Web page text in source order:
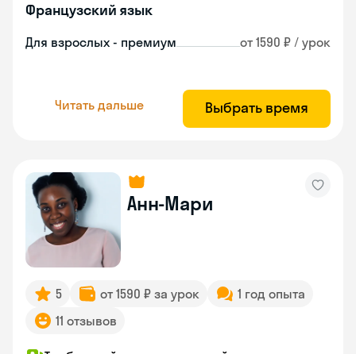
Французский язык
Для взрослых - премиум от 1590 ₽ / урок
Читать дальше Выбрать время
Анн-Мари
5 от 1590 ₽ за урок
1 год опыта
11 отзывов